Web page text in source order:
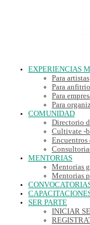
EXPERIENCIAS
Para artistas
Para
Para
Para
COMUNIDAD
Directorio
Cultivate -
Encuentros
MENTORIAS
Mentorias
Mentorias
SER PARTE
INICIAR